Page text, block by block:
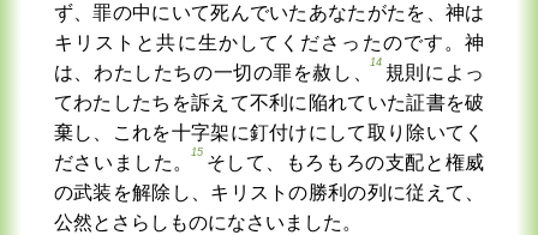
ず、罪の中にいて死んでいたあなたがたを、神は
キリストと共に生かしてくださったのです。神
は、わたしたちの一切の罪を赦し、
14
規則によっ
てわたしたちを訴えて不利に陥れていた証書を破
棄し、これを十字架に釘付けにして取り除いてく
ださいました。
15
そして、もろもろの支配と権威
の武装を解除し、キリストの勝利の列に従えて、
公然とさらしものになさいました。